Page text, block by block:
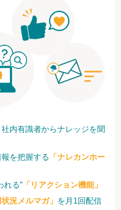
社内有識者からナレッジを聞
を把握する
「ナレカンホー
れる” 「リアクション機能」
況メルマガ」 を月1回配信